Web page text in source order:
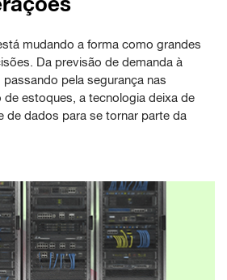
mudando a forma como grandes
Da previsão de demanda à
pela segurança nas
estoques, a tecnologia deixa de
de dados para se tornar parte da